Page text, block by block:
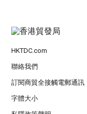
HKTDC.com
聯絡我們
訂閱商貿全接觸電郵通訊
字體大小